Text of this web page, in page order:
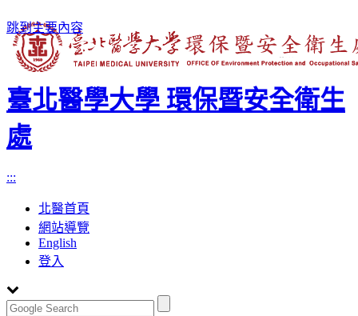
跳到主要內容
臺北醫學大學 環保暨安全衛生
處
:::
北醫首頁
網站導覽
English
登入